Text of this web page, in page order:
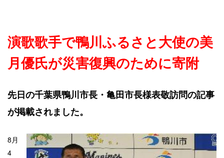
演歌歌手で鴨川ふるさと大使の美
月優氏が災害復興のために寄附
先日の千葉県鴨川市長・亀田市長様表敬訪問の記事
が掲載されました。
8月
4